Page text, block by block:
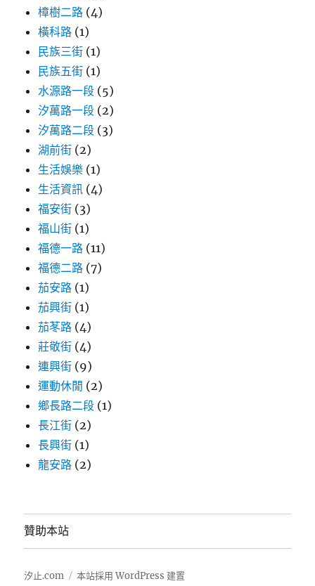
樟樹二路 (4)
橫科路 (1)
民族三街 (1)
民族五街 (1)
水源路一段 (5)
汐萬路一段 (2)
汐萬路二段 (3)
湖前街 (2)
生活娛樂 (1)
生活資訊 (4)
福安街 (3)
福山街 (1)
福德一路 (11)
福德二路 (7)
茄安路 (1)
茄興街 (1)
茄苳路 (4)
莊敬街 (4)
連興街 (9)
運動休閒 (2)
鄉長路二段 (1)
長江街 (2)
長興街 (1)
龍安路 (2)
贊助本站
汐止.com 本站採用 WordPress 建置